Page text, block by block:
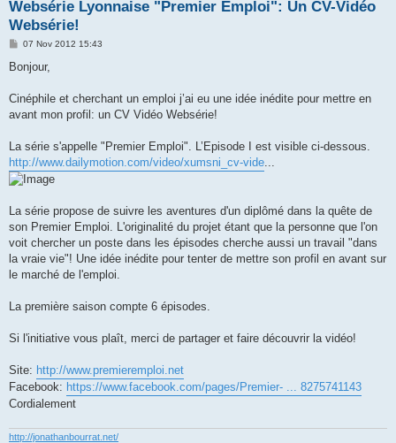
Websérie Lyonnaise "Premier Emploi": Un CV-Vidéo
Websérie!
P
s
07 Nov 2012 15:43
Bonjour,
Cinéphile et cherchant un emploi j’ai eu une idée inédite pour mettre en
avant mon profil: un CV Vidéo Websérie!
La série s'appelle "Premier Emploi". L’Episode I est visible ci-dessous.
http://www.dailymotion.com/video/xumsni_cv-vide
La série propose de suivre les aventures d'un diplômé dans la quête de
son Premier Emploi. L'originalité du projet étant que la personne que l'on
voit chercher un poste dans les épisodes cherche aussi un travail "dans
la vraie vie"! Une idée inédite pour tenter de mettre son profil en avant sur
le marché de l'emploi.
La première saison compte 6 épisodes.
Si l'initiative vous plaît, merci de partager et faire découvrir la vidéo!
Site: http://www.premieremploi.net
Facebook: https://www.facebook.com/pages/Premier- ... 8275741143
Cordialement
http://jonathanbourrat.net/